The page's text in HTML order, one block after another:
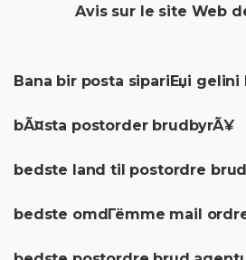
Avis sur le site Web
Bana bir posta sipariЕџi gelini
bÃ¤sta postorder brudbyrÃ¥
bedste land til postordre
bedste omdГёmme mail